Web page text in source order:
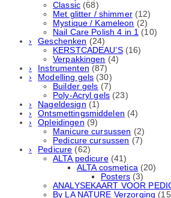
Classic (68)
Met glitter / shimmer (12)
Mystique / Kameleon (2)
Nail Care Polish 4 in 1 (10)
Geschenken (24)
KERSTCADEAU’S (16)
Verpakkingen (4)
Instrumenten (87)
Modelling gels (30)
Builder gels (7)
Poly-Acryl gels (23)
Nageldesign (1)
Ontsmettingsmiddelen (4)
Opleidingen (9)
Manicure cursussen (2)
Pedicure cursussen (7)
Pedicure (62)
ALTA pedicure (41)
ALTA cosmetica (20)
Posters (3)
ANALYSEKAART VOOR
By LA NATURE Verzorging